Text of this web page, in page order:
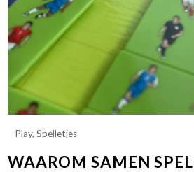
Play,Spelletjes
WAAROM SAMEN